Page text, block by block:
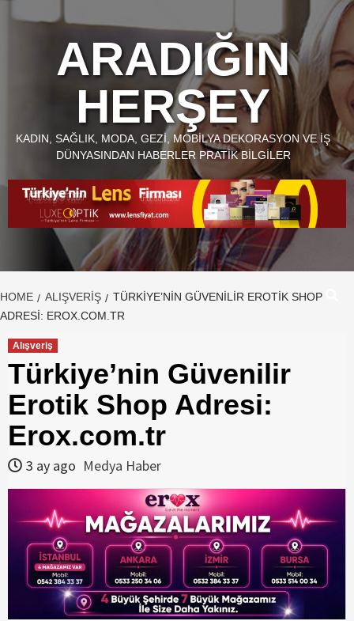
ARADIĞIN
HERŞEY
KADIN, SAĞLIK, MODA, GEZI, MOBILYA DEKORASYON VE İŞ
DÜNYASINDAN HABERLER PRATIK BILGILER
HOME ALIŞVERIŞ
TÜRKIYE’NIN GÜVENILIR EROTIK SHOP
ADRESI: EROX.COM.TR
Alışveriş
Türkiye’nin Güvenilir
Erotik Shop Adresi:
Erox.com.tr
3 ay ago Medya Haber